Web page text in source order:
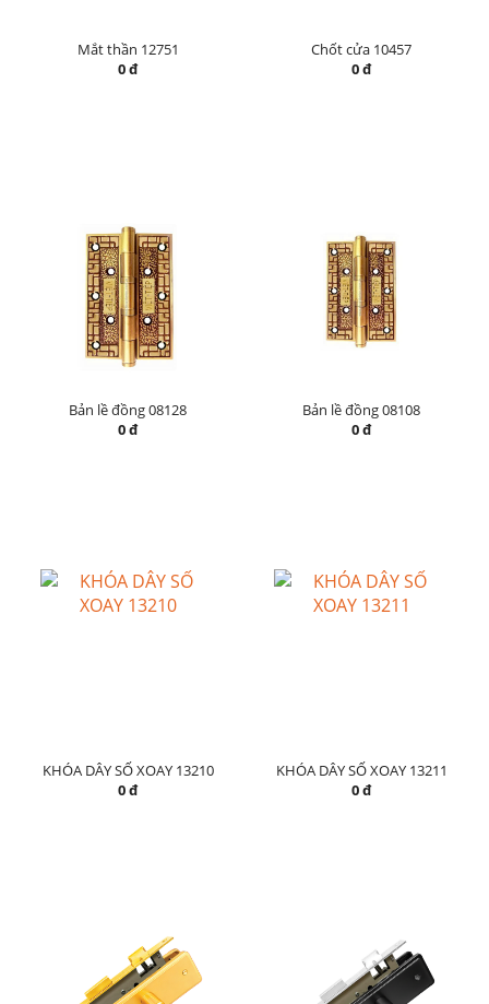
Mắt thần 12751
0 đ
Chốt cửa 10457
0 đ
Bản lề đồng 08128
0 đ
Bản lề đồng 08108
0 đ
KHÓA DÂY SỐ XOAY 13210
0 đ
KHÓA DÂY SỐ XOAY 13211
0 đ